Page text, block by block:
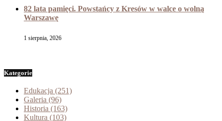
82 lata pamięci. Powstańcy z Kresów w walce o wolną
Warszawę
1 sierpnia, 2026
Kategorie
Edukacja (251)
Galeria (96)
Historia (163)
Kultura (103)